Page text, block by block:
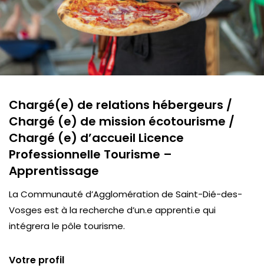
Chargé(e) de relations hébergeurs /
Chargé (e) de mission écotourisme /
Chargé (e) d’accueil Licence
Professionnelle Tourisme –
Apprentissage
La Communauté d’Agglomération de Saint-Dié-des-
Vosges est à la recherche d’un.e apprenti.e qui
intégrera le pôle tourisme.
Votre profil